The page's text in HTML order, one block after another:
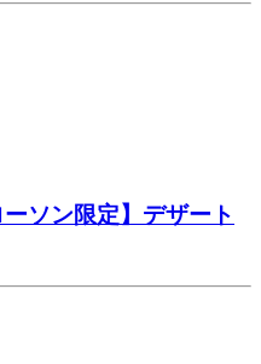
ソン限定】デザート